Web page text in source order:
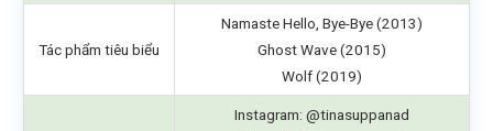
Tác phẩm tiêu biểu
Namaste Hello, Bye-Bye (2013)
Ghost Wave (2015)
Wolf (2019)
Instagram: @tinasuppanad